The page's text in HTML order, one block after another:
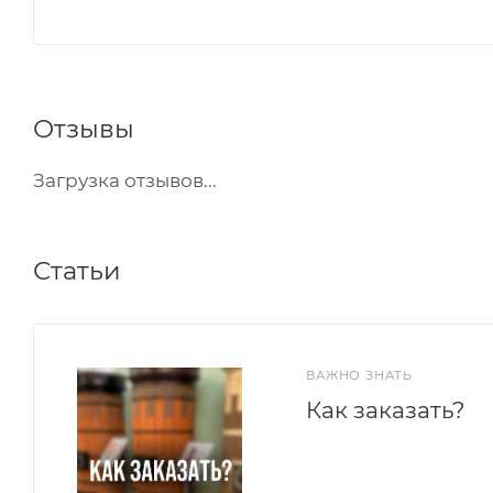
Отзывы
Загрузка отзывов...
Статьи
ВАЖНО ЗНАТЬ
Как заказать?